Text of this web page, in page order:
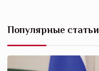
Популярные статьи